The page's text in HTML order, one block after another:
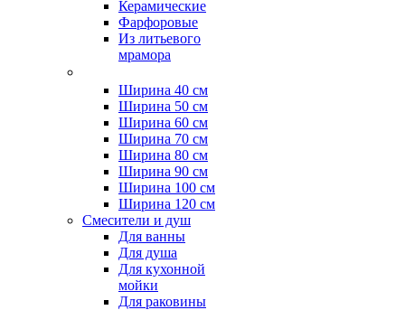
Керамические
Фарфоровые
Из литьевого
мрамора
Ширина 40 см
Ширина 50 см
Ширина 60 см
Ширина 70 см
Ширина 80 см
Ширина 90 см
Ширина 100 см
Ширина 120 см
Смесители и душ
Для ванны
Для душа
Для кухонной
мойки
Для раковины